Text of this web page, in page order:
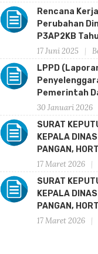
Rencana Kerja
Perubahan
P3AP2KB
17 Juni 2025
LPPD
Pemerintah
30 Januari 2026
SURAT
KEPALA
PANGAN,
17 Maret 2026
SURAT
KEPALA
PANGAN,
17 Maret 2026